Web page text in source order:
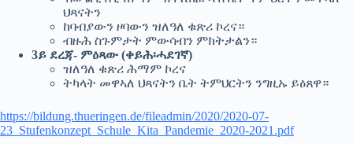
ህጻናትን
ከባብያውን ዞባውን ዝለዓለ ቁጽሪ ኮረና።
ብዙሕ ስጉምታት ምውሳብን ምክትታልን።
3ይ ደረጃ- ምዕጻው (ቀይሕ፡ሓደገኛ)
ዝለዓለ ቁጽሪ ሕማም ኮረና
ትካላት መዋኣለ ህጻናትን ቤት ትምህርትን ንግዚኡ ይዕጸዋ።
https://bildung.thueringen.de/fileadmin/2020/2020-07-
23_Stufenkonzept_Schule_Kita_Pandemie_2020-2021.pdf